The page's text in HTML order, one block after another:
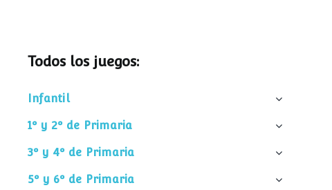
Todos los juegos:
Infantil
1º y 2º de Primaria
3º y 4º de Primaria
5º y 6º de Primaria